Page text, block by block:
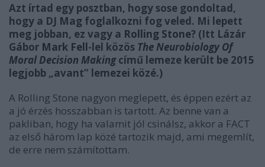
Azt írtad egy posztban, hogy sose gondoltad,
hogy a DJ Mag foglalkozni fog veled. Mi lepett
meg jobban, ez vagy a Rolling Stone? (Itt Lázár
Gábor Mark Fell-lel közös The Neurobiology Of
Moral Decision Makingcímű lemeze került be 2015
legjobb „avant” lemezei közé.)
A Rolling Stone nagyon meglepett, és éppen ezért az
a jó érzés hosszabban is tartott. Az benne van a
pakliban, hogy ha valamit jól csinálsz, akkor a FACT
az első három lap közé tartozik majd, ami megemlít,
de erre nem számítottam.